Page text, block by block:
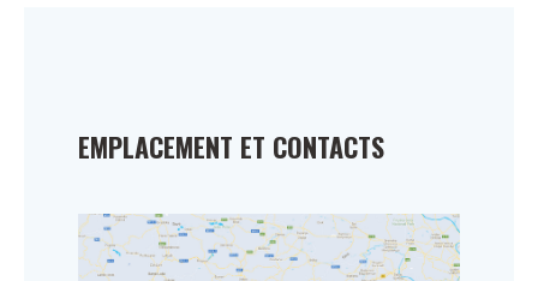
EMPLACEMENT ET CONTACTS